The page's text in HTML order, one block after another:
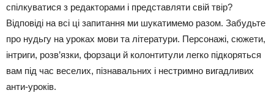
спілкуватися з редакторами і представляти свій твір?
Відповіді на всі ці запитання ми шукатимемо разом. Забудьте
про нудьгу на уроках мови та літератури. Персонажі, сюжети,
інтриги, розв’язки, форзаци й колонтитули легко підкоряться
вам під час веселих, пізнавальних і нестримно вигадливих
анти-уроків.